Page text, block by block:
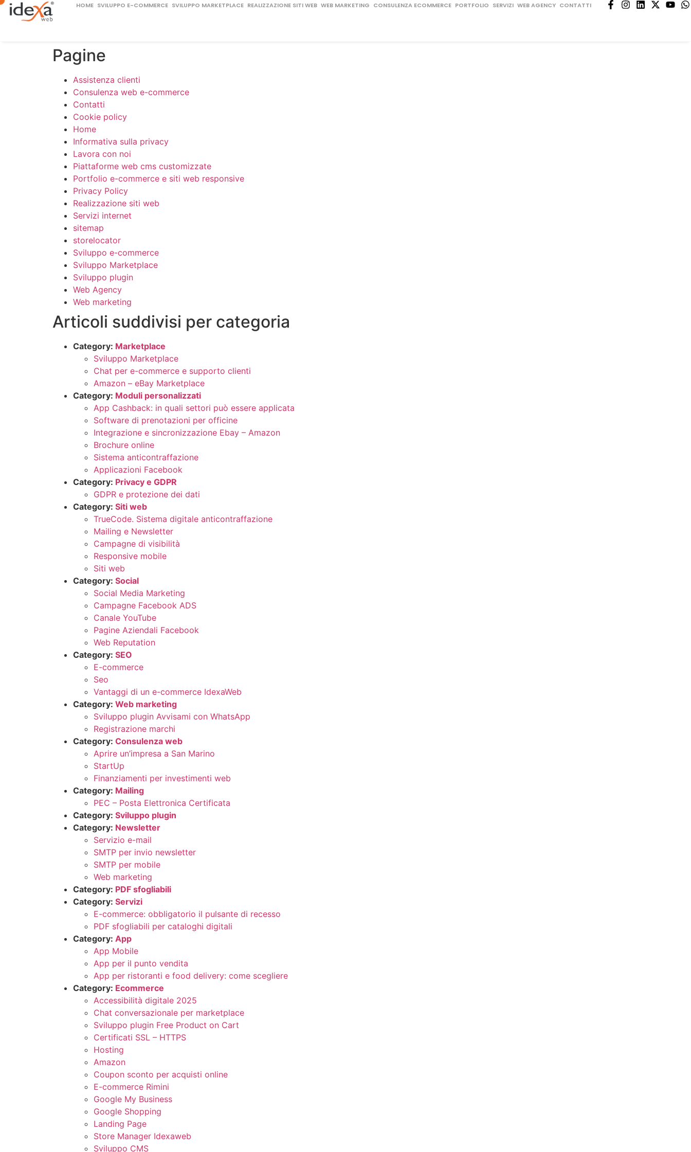
HOME SVILUPPO E-COMMERCE SVILUPPO MARKETPLACE REALIZZAZIONE SITI WEB WEB MARKETING CONSULENZA ECOMMERCE PORTFOLIO SERVIZI WEB AGENCY CONTATTI
Pagine
Assistenza clienti
Consulenza web e-commerce
Contatti
Cookie policy
Home
Informativa sulla privacy
Lavora con noi
Piattaforme web cms customizzate
Portfolio e-commerce e siti web responsive
Privacy Policy
Realizzazione siti web
Servizi internet
sitemap
storelocator
Sviluppo e-commerce
Sviluppo Marketplace
Sviluppo plugin
Web Agency
Web marketing
Articoli suddivisi per categoria
Category: Marketplace
Sviluppo Marketplace
Chat per e-commerce e supporto clienti
Amazon – eBay Marketplace
Category: Moduli personalizzati
App Cashback: in quali settori può essere applicata
Software di prenotazioni per officine
Integrazione e sincronizzazione Ebay – Amazon
Brochure online
Sistema anticontraffazione
Applicazioni Facebook
Category: Privacy e GDPR
GDPR e protezione dei dati
Category: Siti web
TrueCode. Sistema digitale anticontraffazione
Mailing e Newsletter
Campagne di visibilità
Responsive mobile
Siti web
Category: Social
Social Media Marketing
Campagne Facebook ADS
Canale YouTube
Pagine Aziendali Facebook
Web Reputation
Category: SEO
E-commerce
Seo
Vantaggi di un e-commerce IdexaWeb
Category: Web marketing
Sviluppo plugin Avvisami con WhatsApp
Registrazione marchi
Category: Consulenza web
Aprire un’impresa a San Marino
StartUp
Finanziamenti per investimenti web
Category: Mailing
PEC – Posta Elettronica Certificata
Category: Sviluppo plugin
Category: Newsletter
Servizio e-mail
SMTP per invio newsletter
SMTP per mobile
Web marketing
Category: PDF sfogliabili
Category: Servizi
E-commerce: obbligatorio il pulsante di recesso
PDF sfogliabili per cataloghi digitali
Category: App
App Mobile
App per il punto vendita
App per ristoranti e food delivery: come scegliere
Category: Ecommerce
Accessibilità digitale 2025
Chat conversazionale per marketplace
Sviluppo plugin Free Product on Cart
Certificati SSL – HTTPS
Hosting
Amazon
Coupon sconto per acquisti online
E-commerce Rimini
Google My Business
Google Shopping
Landing Page
Store Manager Idexaweb
Sviluppo CMS